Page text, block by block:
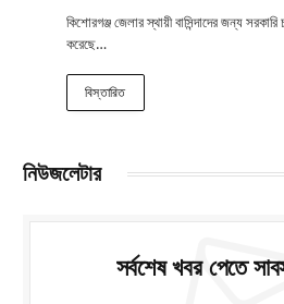
কিশোরগঞ্জ জেলার স্থায়ী বাসিন্দাদের জন্য
করেছে…
বিস্তারিত
নিউজলেটার
সর্বশেষ খবর পেতে